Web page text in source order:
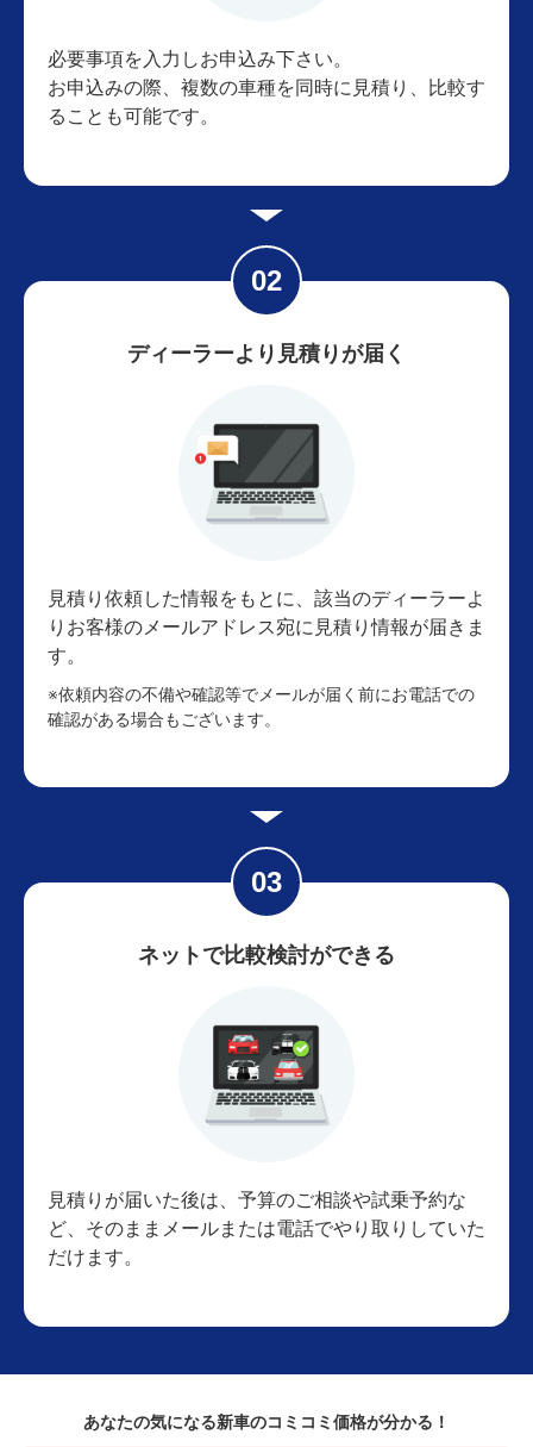
必要事項を入力しお申込み下さい。
お申込みの際、複数の車種を同時に見積り、比較す
ることも可能です。
ディーラーより見積りが届く
見積り依頼した情報をもとに、該当のディーラーよ
りお客様のメールアドレス宛に見積り情報が届きま
す。
※依頼内容の不備や確認等でメールが届く前にお電話での
確認がある場合もございます。
ネットで比較検討ができる
見積りが届いた後は、予算のご相談や試乗予約な
ど、そのままメールまたは電話でやり取りしていた
だけます。
あなたの気になる新車のコミコミ価格が分かる！